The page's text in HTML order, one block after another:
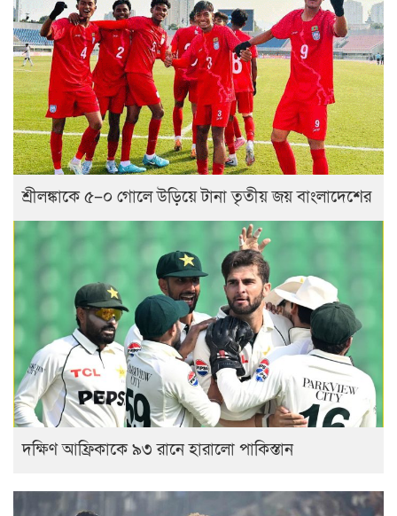
শ্রীলঙ্কাকে ৫–০ গোলে উড়িয়ে টানা তৃতীয় জয় বাংলাদেশের
দক্ষিণ আফ্রিকাকে ৯৩ রানে হারালো পাকিস্তান